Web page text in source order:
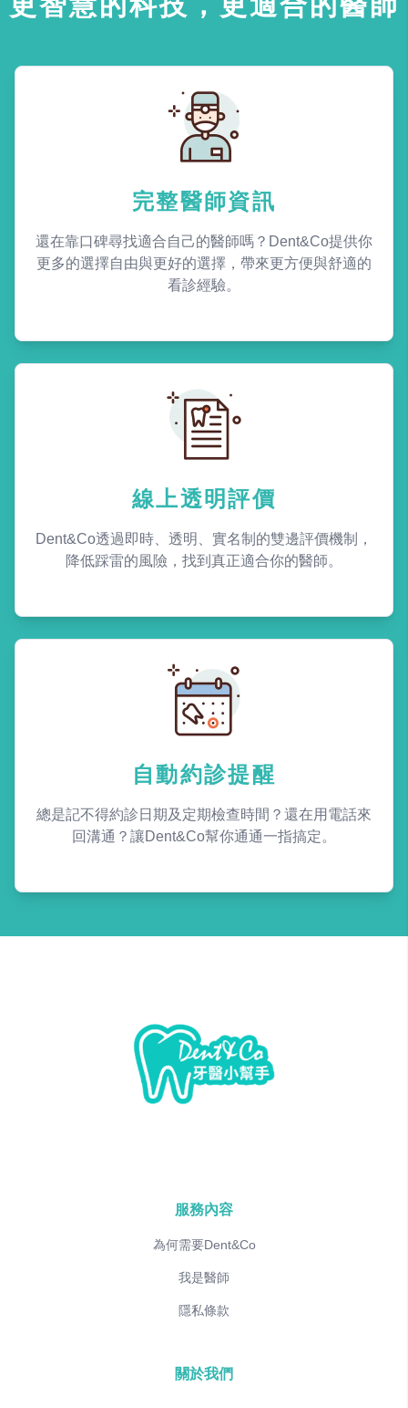
完整醫師資訊
還在靠口碑尋找適合自己的醫師嗎？Dent&Co提供你
更多的選擇自由與更好的選擇，帶來更方便與舒適的
看診經驗。
線上透明評價
Dent&Co透過即時、透明、實名制的雙邊評價機制，
降低踩雷的風險，找到真正適合你的醫師。
自動約診提醒
總是記不得約診日期及定期檢查時間？還在用電話來
回溝通？讓Dent&Co幫你通通一指搞定。
服務內容
為何需要Dent&Co
我是醫師
隱私條款
關於我們